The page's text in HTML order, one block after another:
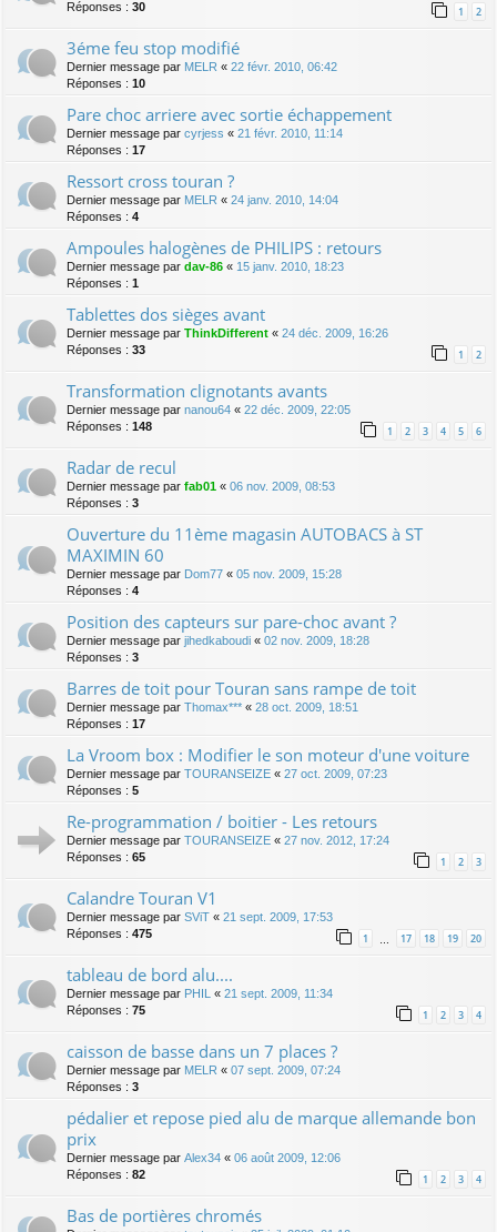
Réponses : 30 1 2
3éme feu stop modifié
Dernier message par MELR « 22 févr. 2010, 06:42
Réponses : 10
Pare choc arriere avec sortie échappement
Dernier message par cyrjess « 21 févr. 2010, 11:14
Réponses : 17
Ressort cross touran ?
Dernier message par MELR « 24 janv. 2010, 14:04
Réponses : 4
Ampoules halogènes de PHILIPS : retours
Dernier message par dav-86 « 15 janv. 2010, 18:23
Réponses : 1
Tablettes dos sièges avant
Dernier message par ThinkDifferent « 24 déc. 2009, 16:26
Réponses : 33 1 2
Transformation clignotants avants
Dernier message par nanou64 « 22 déc. 2009, 22:05
Réponses : 148 1 2 3 4 5 6
Radar de recul
Dernier message par fab01 « 06 nov. 2009, 08:53
Réponses : 3
Ouverture du 11ème magasin AUTOBACS à ST
MAXIMIN 60
Dernier message par Dom77 « 05 nov. 2009, 15:28
Réponses : 4
Position des capteurs sur pare-choc avant ?
Dernier message par jihedkaboudi « 02 nov. 2009, 18:28
Réponses : 3
Barres de toit pour Touran sans rampe de toit
Dernier message par Thomax*** « 28 oct. 2009, 18:51
Réponses : 17
La Vroom box : Modifier le son moteur d'une voiture
Dernier message par TOURANSEIZE « 27 oct. 2009, 07:23
Réponses : 5
Re-programmation / boitier - Les retours
Dernier message par TOURANSEIZE « 27 nov. 2012, 17:24
Réponses : 65 1 2 3
Calandre Touran V1
Dernier message par SViT « 21 sept. 2009, 17:53
Réponses : 475 1 … 17 18 19 20
tableau de bord alu....
Dernier message par PHIL « 21 sept. 2009, 11:34
Réponses : 75 1 2 3 4
caisson de basse dans un 7 places ?
Dernier message par MELR « 07 sept. 2009, 07:24
Réponses : 3
pédalier et repose pied alu de marque allemande bon
prix
Dernier message par Alex34 « 06 août 2009, 12:06
Réponses : 82 1 2 3 4
Bas de portières chromés